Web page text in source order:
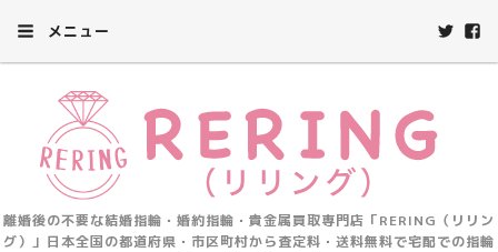
メニュー
離婚後の不要な結婚指輪・婚約指輪・貴金属買取専門店「RERING（リリン
グ）」日本全国の都道府県・市区町村から査定料・送料無料で宅配での指輪